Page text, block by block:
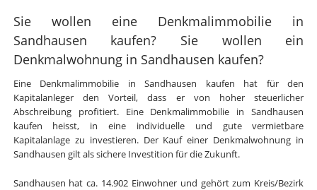
Sie wollen eine Denkmalimmobilie in
Sandhausen kaufen? Sie wollen ein
Denkmalwohnung in Sandhausen kaufen?
Eine Denkmalimmobilie in Sandhausen kaufen hat für den
Kapitalanleger den Vorteil, dass er von hoher steuerlicher
Abschreibung profitiert. Eine Denkmalimmobilie in Sandhausen
kaufen heisst, in eine individuelle und gute vermietbare
Kapitalanlage zu investieren. Der Kauf einer Denkmalwohnung in
Sandhausen gilt als sichere Investition für die Zukunft.
Sandhausen hat ca. 14.902 Einwohner und gehört zum Kreis/Bezirk